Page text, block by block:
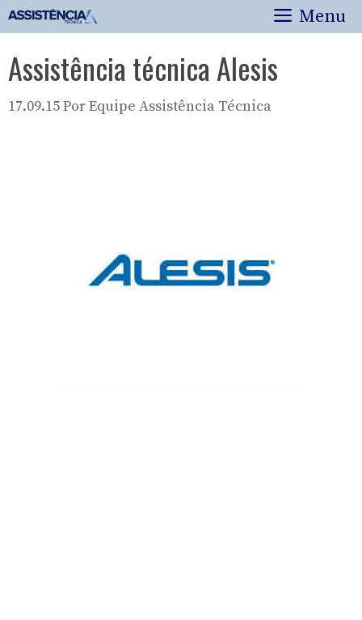
Pular
para
conteúdo
Menu
Assistência técnica Alesis
17.09.15PorEquipe Assistência Técnica